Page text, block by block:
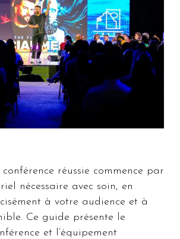
réussie commence par
nécessaire avec soin, en
à votre audience et à
Ce guide présente le
et l’équipement